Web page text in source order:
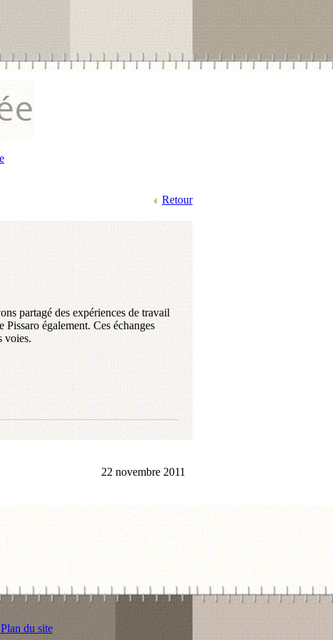
Retour
partagé des expériences de travail
également. Ces échanges
voies.
22 novembre 2011
Plan du site